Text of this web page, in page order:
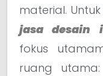
material.
jasa desain
fokus
ruang